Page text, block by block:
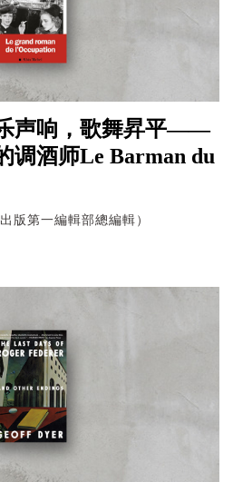
声响，歌舞昇平——
调酒师Le Barman du
版第一編輯部總編輯）